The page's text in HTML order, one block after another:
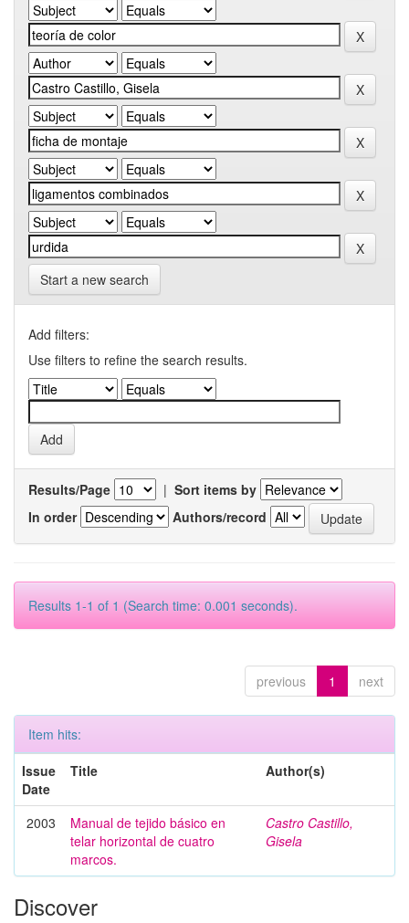
Start a new search
Add filters:
Use filters to refine the search results.
Results/Page | Sort items by
In order
Authors/record
Results 1-1 of 1 (Search time: 0.001 seconds).
previous 1 next
Item hits:
Issue
Date
Title Author(s)
2003
Manual de tejido básico en
telar horizontal de cuatro
marcos.
Castro Castillo,
Gisela
Discover